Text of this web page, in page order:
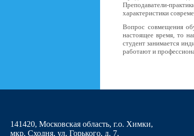
Преподаватели-
характеристики
Вопрос совмещения
настоящее время, то
студент занимается
работают и
141420, Московская область, г.о. Химки,
мкр. Сходня, ул. Горького, д. 7,